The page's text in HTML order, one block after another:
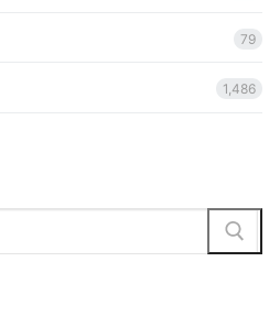
79
1,486